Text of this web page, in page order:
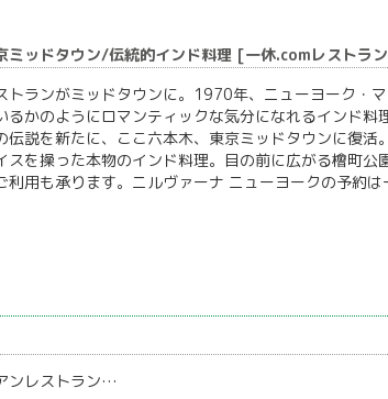
ミッドタウン/伝統的インド料理 [一休.comレストラ
トランがミッドタウンに。1970年、ニューヨーク・
かのようにロマンティックな気分になれるインド料
説を新たに、ここ六本木、東京ミッドタウンに復
を操った本物のインド料理。目の前に広がる檜町
用も承ります。ニルヴァーナ ニューヨークの予約は
ンレストラン…